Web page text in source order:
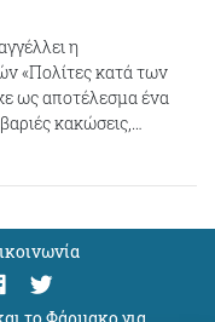
η
«Πολίτες κατά των
ως αποτέλεσμα ένα
κακώσεις,…